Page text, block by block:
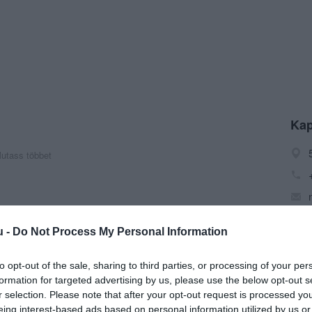
- Do Not Process My Personal Information
opt-out of the sale, sharing to third parties, or processing of your
for targeted advertising by us, please use the below opt-out
selection. Please note that after your opt-out request is processed
interest-based ads based on personal information utilized by us
többet
Torta, Alkalmi torták, Forma torták, Esküvői torták,